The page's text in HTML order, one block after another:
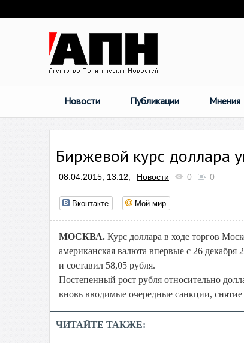
Новости Публикации Мнения
Биржевой курс доллара
08.04.2015, 13:12, Новости 0 0
Вконтакте Мой мир
МОСКВА. Курс доллара в ходе торгов
американская валюта впервые с 26 декабря
и составил 58,05 рубля.
Постепенный рост рубля относительно
вновь вводимые очередные санкции,
ЧИТАЙТЕ ТАКЖЕ: